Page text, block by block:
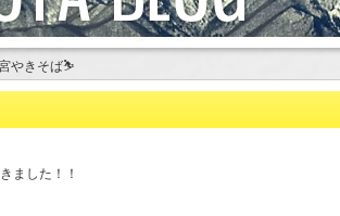
やきそば⛷
ました！！